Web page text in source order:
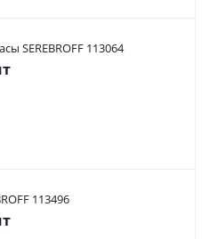
SEREBROFF 113064
113496